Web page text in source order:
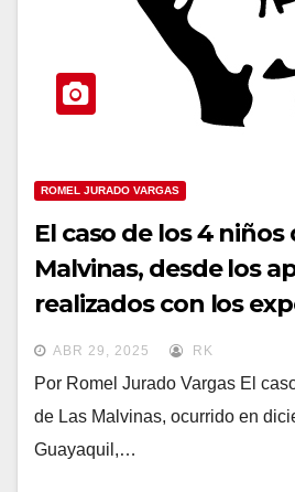
ROMEL JURADO VARGAS
El caso de los 4 niños
Malvinas, desde los
realizados con los
Stanford y de
crueldad humana
ejercicio del poder y
ABR 29, 2025 RK
Por Romel Jurado Vargas El
de Las Malvinas, ocurrido en
Guayaquil,…